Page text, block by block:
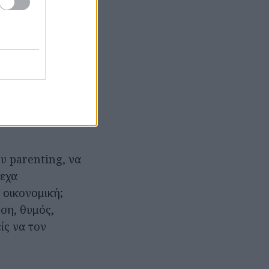
όσο πιο
και το
parenting, να
θυμός,
να τον